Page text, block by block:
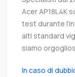
Acer AP18L4K
test durante
alti standard
siamo
In caso di